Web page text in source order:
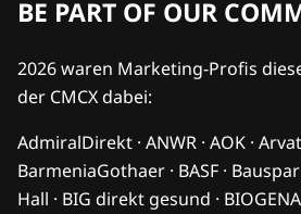
BE PART OF OUR
2026 waren Marketing-Profis
der CMCX dabei:
AdmiralDirekt · ANWR · AOK ·
BarmeniaGothaer · BASF ·
Hall · BIG direkt gesund ·